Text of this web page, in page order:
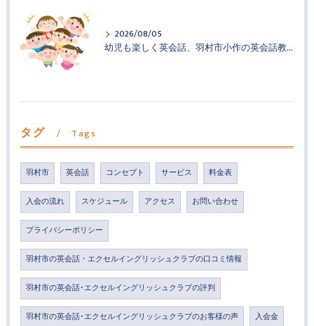
2026/08/05
幼児も楽しく英会話、羽村市小作の英会話教室
タグ Tags
羽村市 英会話 コンセプト サービス 料金表
入会の流れ スケジュール アクセス お問い合わせ
プライバシーポリシー
羽村市の英会話・エクセルイングリッシュクラブの口コミ情報
羽村市の英会話･エクセルイングリッシュクラブの評判
羽村市の英会話･エクセルイングリッシュクラブのお客様の声 入会金